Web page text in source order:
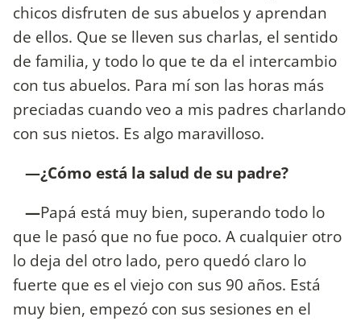
chicos disfruten de sus abuelos y aprendan
de ellos. Que se lleven sus charlas, el sentido
de familia, y todo lo que te da el intercambio
con tus abuelos. Para mí son las horas más
preciadas cuando veo a mis padres charlando
con sus nietos. Es algo maravilloso.
—¿Cómo está la salud de su padre?
—Papá está muy bien, superando todo lo
que le pasó que no fue poco. A cualquier otro
lo deja del otro lado, pero quedó claro lo
fuerte que es el viejo con sus 90 años. Está
muy bien, empezó con sus sesiones en el